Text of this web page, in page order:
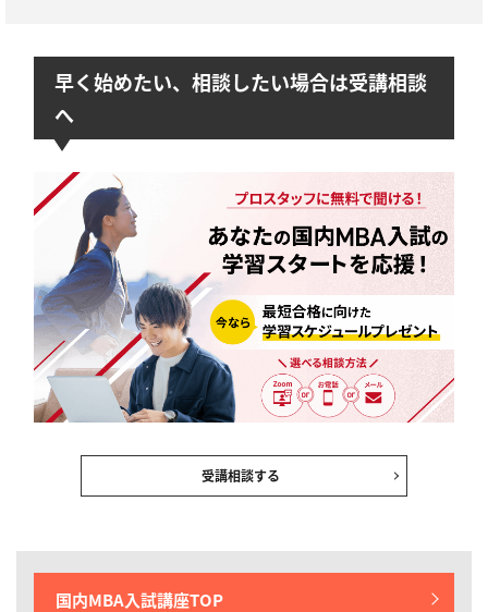
早く始めたい、相談したい場合は受講相談
へ
受講相談する
国内MBA入試講座TOP